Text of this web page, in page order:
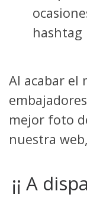
hashtag
Al acabar el
mejor foto
nuestra web,
¡¡ A